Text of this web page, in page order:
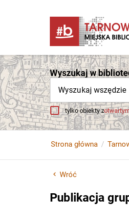
Wyszukaj w
Wyszukaj wszędzie
tylko obiekty z
Strona główna
Wróć
Publikacja